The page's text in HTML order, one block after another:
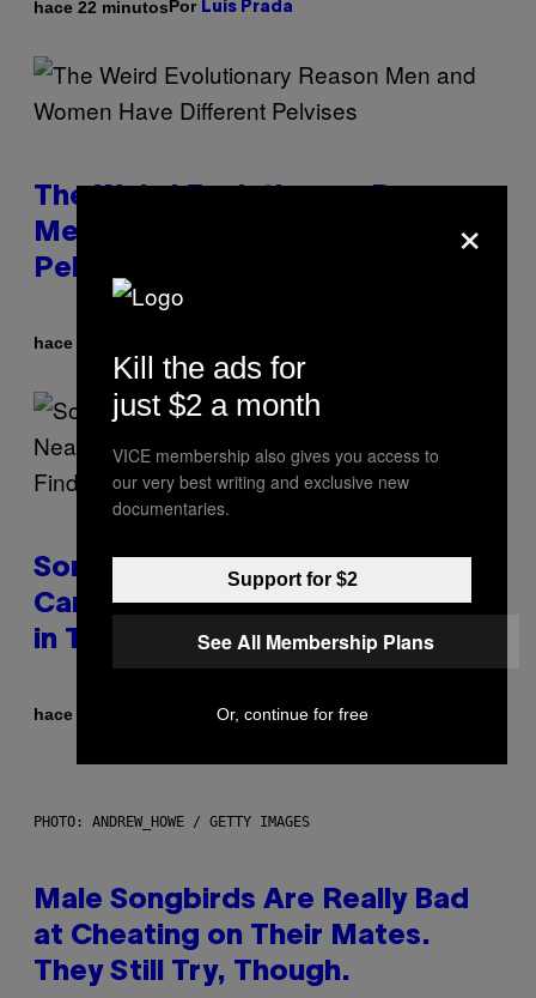
hace 22 minutos Por Luis Prada
The Weird Evolutionary Reason
Men and Women Have Different
Pelvises
hace 29 minutos
Some Humans May Still Be
Carrying Neanderthal Strength
in Their DNA, Study Finds
hace 35 minutos Luis Prada
PHOTO: ANDREW_HOWE / GETTY IMAGES
Male Songbirds Are Really Bad
at Cheating on Their Mates.
They Still Try, Though.
×
Kill the ads for
just $2 a month
VICE membership also gives you access to
our very best writing and exclusive new
documentaries.
Support for $2
See All Membership Plans
Or, continue for free